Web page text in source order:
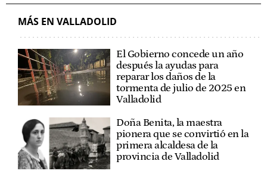
MÁS EN VALLADOLID
El Gobierno concede un año
después la ayudas para
reparar los daños de la
tormenta de julio de 2025 en
Valladolid
Doña Benita, la maestra
pionera que se convirtió en la
primera alcaldesa de la
provincia de Valladolid